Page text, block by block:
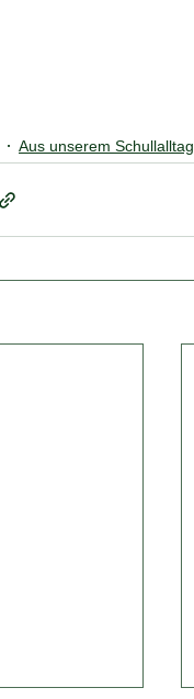
Aus unserem Schullalltag